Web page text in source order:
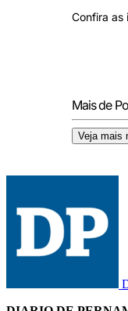
Confira as
Mais de
Veja mais